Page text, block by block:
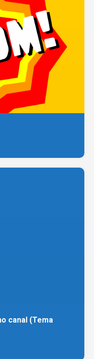
canal (Tema